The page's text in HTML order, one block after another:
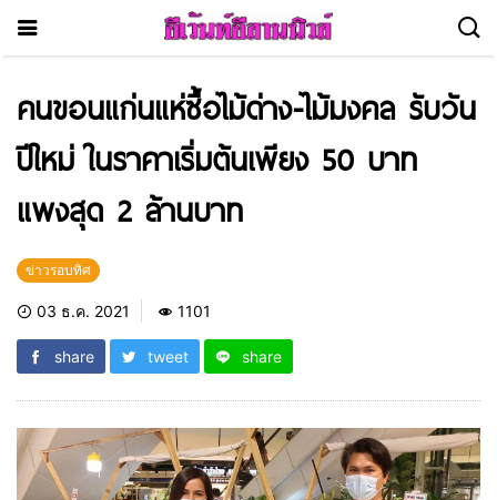
คนขอนแก่นแห่ซื้อไม้ด่าง-ไม้มงคล รับวัน
ปีใหม่ ในราคาเริ่มต้นเพียง 50 บาท
แพงสุด 2 ล้านบาท
ข่าวรอบทิศ
03 ธ.ค. 2021 1101
share tweet share